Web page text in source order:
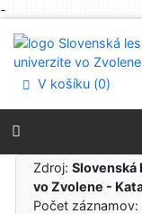
-
Prejsť na menu
Prehlásenie o
V košíku (0)
Zdroj:Slovenská
vo Zvolene -
Počet záznamov: